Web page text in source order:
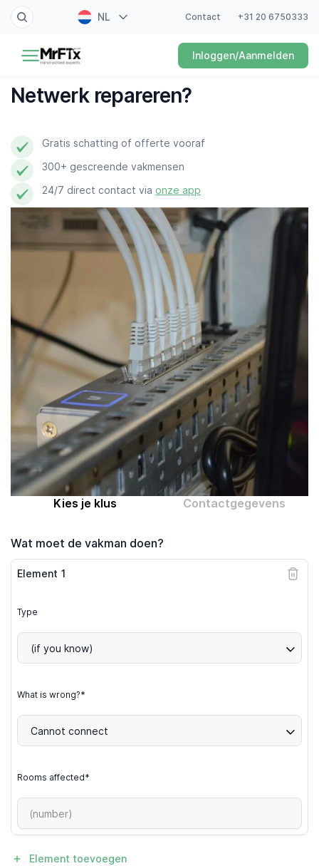
NL
ES
Contact +31 20 6750333
Inloggen/Aanmelden
Schilder
Elektricien
Loodgieter
Slotenmaker
Witgoedmonteur
Hovenier
Schoonmaker
Computer expert
Over MrFix
Log in als vakman
Netwerk repareren?
Gratis schatting of offerte vooraf
300+ gescreende vakmensen
24/7 direct contact via onze app
Kies je klus Contactgegevens
Wat moet de vakman doen?
Element 1
Type
(if you know)
What is wrong?*
Cannot connect
Rooms affected*
Element toevoegen